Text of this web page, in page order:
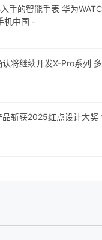
手的智能手表 华为
机中国 -
将继续开发X-Pro系列
斩获2025红点设计大奖